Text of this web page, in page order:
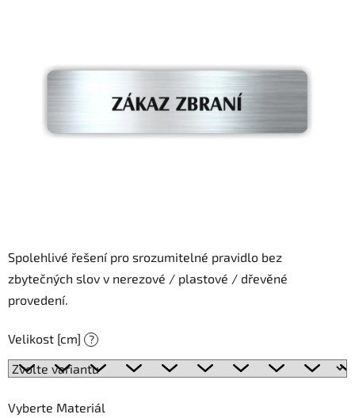
Spolehlivé řešení pro srozumitelné pravidlo bez
zbytečných slov v nerezové / plastové / dřevěné
provedení.
Velikost [cm] ?
Vyberte Materiál